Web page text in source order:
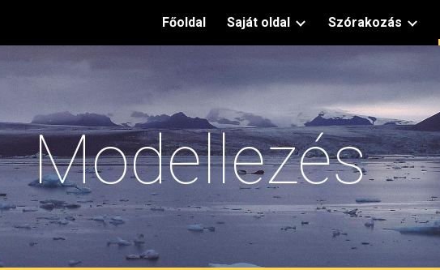
Skip to navigation
Főoldal Saját oldal Szórakozás
Modellezés